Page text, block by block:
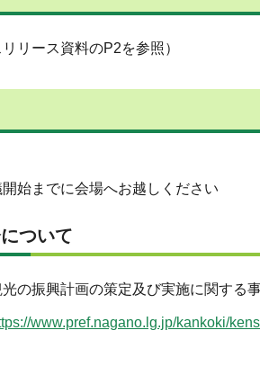
リース資料のP2を参照）
始までに会場へお越しください
ついて
の振興計画の策定及び実施に関する
www.pref.nagano.lg.jp/kankoki/